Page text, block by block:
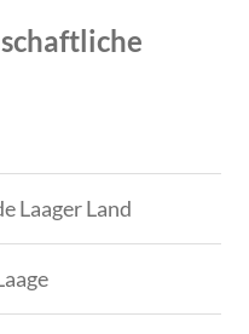
Laager Land